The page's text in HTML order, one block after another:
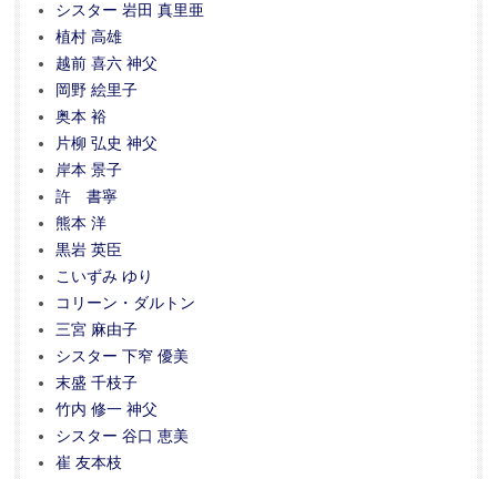
シスター 岩田 真里亜
植村 高雄
越前 喜六 神父
岡野 絵里子
奥本 裕
片柳 弘史 神父
岸本 景子
許 書寧
熊本 洋
黒岩 英臣
こいずみ ゆり
コリーン・ダルトン
三宮 麻由子
シスター 下窄 優美
末盛 千枝子
竹内 修一 神父
シスター 谷口 恵美
崔 友本枝